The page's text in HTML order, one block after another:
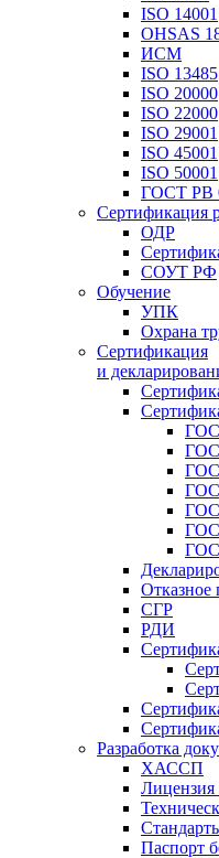
ISO 14001
OHSAS
ИСМ
ISO 13485
ISO 20000
ISO 22000
ISO 29001
ISO 45001
ISO 50001
ГОСТ РВ
Сертификация
ОДР
СОУТ РФ
Обучение
УПК
Охрана
Сертификация
и
Отказное
СГР
РДИ
Разработка
ХАССП
Паспорт